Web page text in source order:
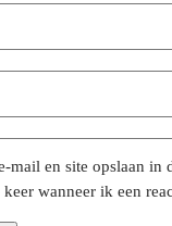
mail en site opslaan in
wanneer ik een